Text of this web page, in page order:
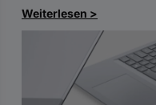
Weiterlesen >